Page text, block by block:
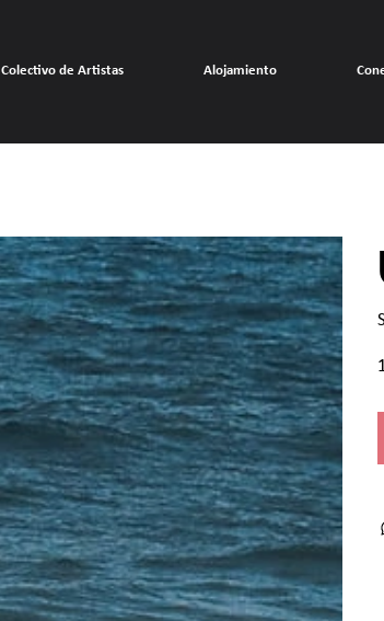
Colectivo de Artistas Alojamiento